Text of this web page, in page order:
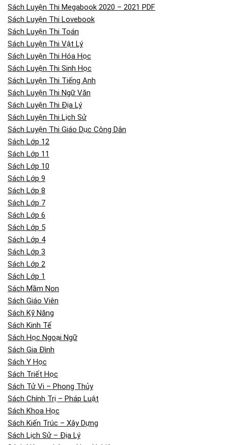
Sách Luyện Thi Megabook 2020 – 2021 PDF
Sách Luyện Thi Lovebook
Sách Luyện Thi Toán
Sách Luyện Thi Vật Lý
Sách Luyện Thi Hóa Học
Sách Luyện Thi Sinh Học
Sách Luyện Thi Tiếng Anh
Sách Luyện Thi Ngữ Văn
Sách Luyện Thi Địa Lý
Sách Luyện Thi Lịch Sử
Sách Luyện Thi Giáo Dục Công Dân
Sách Lớp 12
Sách Lớp 11
Sách Lớp 10
Sách Lớp 9
Sách Lớp 8
Sách Lớp 7
Sách Lớp 6
Sách Lớp 5
Sách Lớp 4
Sách Lớp 3
Sách Lớp 2
Sách Lớp 1
Sách Mầm Non
Sách Giáo Viên
Sách Kỹ Năng
Sách Kinh Tế
Sách Học Ngoại Ngữ
Sách Gia Đình
Sách Y Học
Sách Triết Học
Sách Tử Vi – Phong Thủy
Sách Chính Trị – Pháp Luật
Sách Khoa Học
Sách Kiến Trúc – Xây Dựng
Sách Lịch Sử – Địa Lý